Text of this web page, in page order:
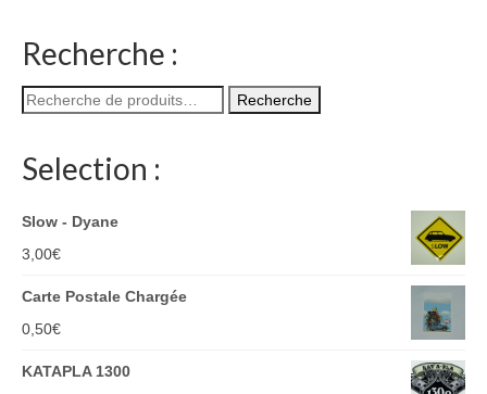
Recherche :
Recherche
pour :
Recherche
Selection :
Slow - Dyane
3,00€
Carte Postale Chargée
0,50€
KATAPLA 1300